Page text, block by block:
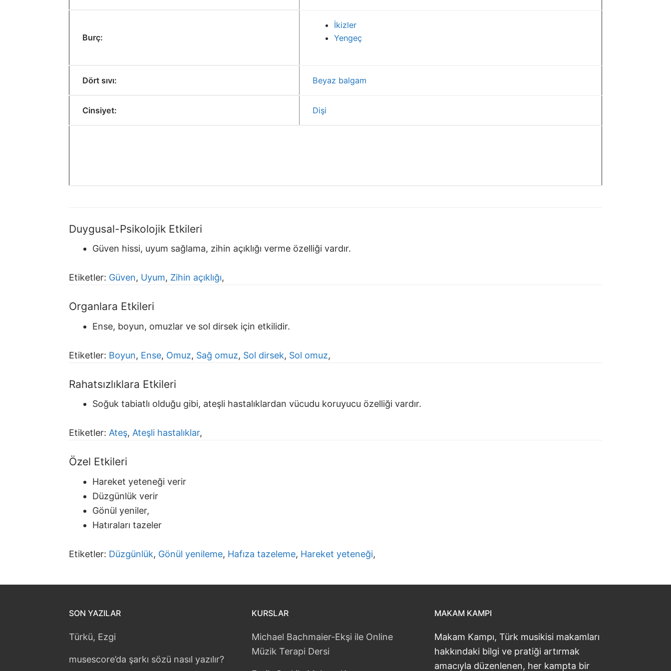
Burç:
İkizler
Yengeç
Dört sıvı: Beyaz balgam
Cinsiyet: Dişi
Duygusal-Psikolojik Etkileri
Güven hissi, uyum sağlama, zihin açıklığı verme özelliği vardır.
Etiketler: Güven, Uyum, Zihin açıklığı,
Organlara Etkileri
Ense, boyun, omuzlar ve sol dirsek için etkilidir.
Etiketler: Boyun, Ense, Omuz, Sağ omuz, Sol dirsek, Sol omuz,
Rahatsızlıklara Etkileri
Soğuk tabiatlı olduğu gibi, ateşli hastalıklardan vücudu koruyucu özelliği vardır.
Etiketler: Ateş, Ateşli hastalıklar,
Özel Etkileri
Hareket yeteneği verir
Düzgünlük verir
Gönül yeniler,
Hatıraları tazeler
Etiketler: Düzgünlük, Gönül yenileme, Hafıza tazeleme, Hareket yeteneği,
SON YAZILAR
Türkü, Ezgi
musescore’da şarkı sözü nasıl yazılır?
KURSLAR
Michael Bachmaier-Ekşi ile Online
Müzik Terapi Dersi
MAKAM KAMPI
Makam Kampı, Türk musikisi makamları
hakkındaki bilgi ve pratiği artırmak
amacıyla düzenlenen, her kampta bir